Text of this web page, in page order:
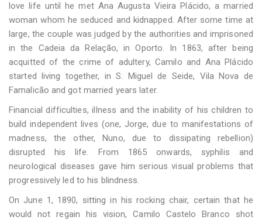
love life until he met Ana Augusta Vieira Plácido, a married
woman whom he seduced and kidnapped. After some time at
large, the couple was judged by the authorities and imprisoned
in the Cadeia da Relação, in Oporto. In 1863, after being
acquitted of the crime of adultery, Camilo and Ana Plácido
started living together, in S. Miguel de Seide, Vila Nova de
Famalicão and got married years later.
Financial difficulties, illness and the inability of his children to
build independent lives (one, Jorge, due to manifestations of
madness, the other, Nuno, due to dissipating rebellion)
disrupted his life. From 1865 onwards, syphilis and
neurological diseases gave him serious visual problems that
progressively led to his blindness.
On June 1, 1890, sitting in his rocking chair, certain that he
would not regain his vision, Camilo Castelo Branco shot